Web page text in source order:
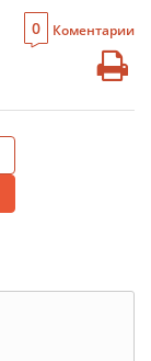
0 Коментарии